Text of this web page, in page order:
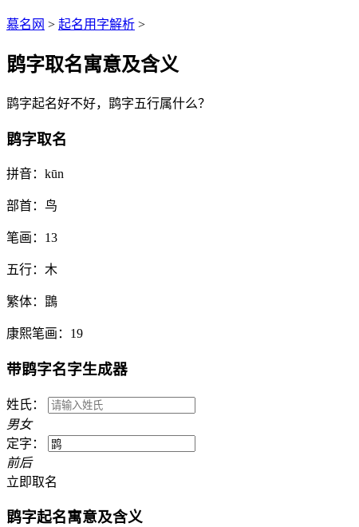
慕名网 > 起名用字解析 >
鹍字取名寓意及含义
鹍字起名好不好， 鹍字五行属什么？
鹍字取名
拼音： kūn
部首： 鸟
笔画： 13
五行： 木
繁体： 鵾
康熙笔画： 19
带鹍字名字生成器
姓氏：
男女
定字：
前后
立即取名
鹍字起名寓意及含义